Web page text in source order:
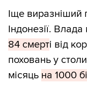
Іще виразніший
Індонезії.
84 смерті від
поховань у
місяць на 1000